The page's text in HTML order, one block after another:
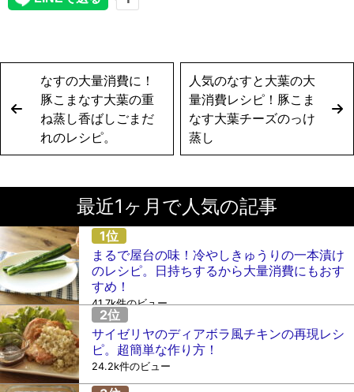
なすの大量消費に！
豚こまなす大葉の重
ね蒸し香ばしごまだ
れのレシピ。
人気のなすと大葉の大
量消費レシピ！豚こま
なす大葉チーズのっけ
蒸し
最近1ヶ月で人気の記事
まるで屋台の味！冷やしきゅうりの一本漬け
のレシピ。日持ちするから大量消費にもおす
すめ！
41.7k件のビュー
サイゼリヤのディアボラ風チキンの再現レシ
ピ。超簡単な作り方！
24.2k件のビュー